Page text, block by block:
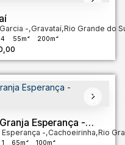
,Gravataí,Rio Grande do
4 55m² 200m²
Esperança -
,Cachoeirinha,Rio
1 65m² 100m²